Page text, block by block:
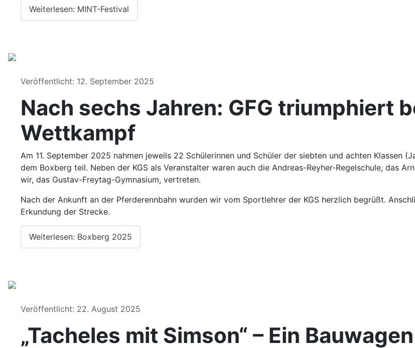
Weiterlesen: MINT-Festival
Details
Veröffentlicht: 12. September 2025
Nach sechs Jahren: GFG triumphiert
Wettkampf
Am 11. September 2025 nahmen jeweils 22 Schülerinnen und Schüler der siebten und achten Klassen
dem Boxberg teil. Neben der KGS als Veranstalter waren auch die Andreas-Reyher-Regelschule, das
wir, das Gustav-Freytag-Gymnasium, vertreten.
Nach der Ankunft an der Pferderennbahn wurden wir vom Sportlehrer der KGS herzlich begrüßt.
Erkundung der Strecke.
Weiterlesen: Boxberg 2025
Details
Veröffentlicht: 22. August 2025
„Tacheles mit Simson“ – Ein